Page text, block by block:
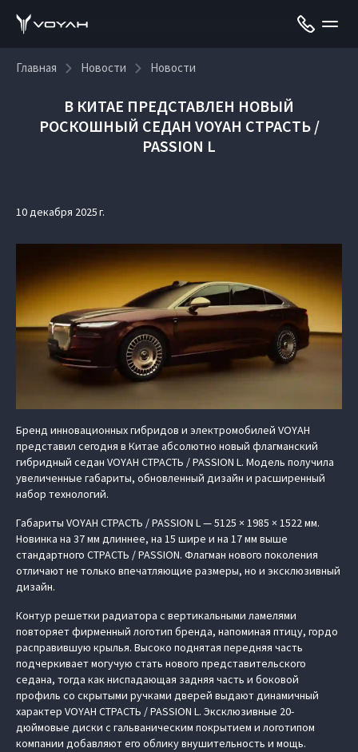
Главная Новости Новости
В КИТАЕ ПРЕДСТАВЛЕН НОВЫЙ
РОСКОШНЫЙ СЕДАН VOYAH СТРАСТЬ /
PASSION L
10 декабря 2025 г.
Бренд инновационных гибридов и электромобилей VOYAH
представил сегодня в Китае абсолютно новый флагманский
гибридный седан VOYAH СТРАСТЬ / PASSION L. Модель получила
увеличенные габариты, обновленный дизайн и расширенный
набор технологий.
Габариты VOYAH СТРАСТЬ / PASSION L — 5125 × 1985 × 1522 мм.
Новинка на 37 мм длиннее, на 15 шире и на 17 мм выше
стандартного СТРАСТЬ / PASSION. Флагман нового поколения
отличают не только впечатляющие размеры, но и эксклюзивный
дизайн.
Контур решетки радиатора с вертикальными ламелями
повторяет фирменный логотип бренда, напоминая птицу, гордо
расправившую крылья. Высоко поднятая передняя часть
подчеркивает могучую стать нового представительского
седана, тогда как ниспадающая задняя часть и боковой
профиль со скрытыми ручками дверей выдают динамичный
характер VOYAH СТРАСТЬ / PASSION L. Эксклюзивные 20-
дюймовые диски с гальваническим покрытием и логотипом
компании добавляют его облику внушительность и мощь.